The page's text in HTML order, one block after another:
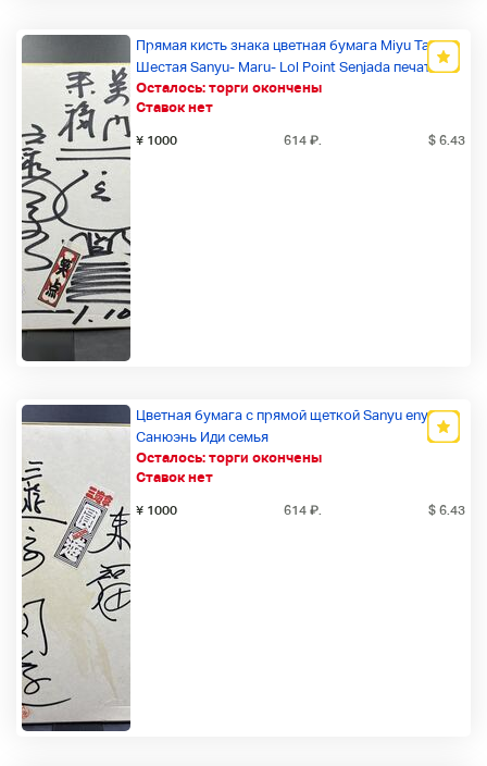
Осталось: торги окончены
Ставок нет
Прямая кисть знака цветная бумага Miyu Taro
Шестая Sanyu- Maru- Lol Point Senjada печать
Новый товар
¥ 1000 614 ₽. $ 6.43
Осталось: торги окончены
Ставок нет
Цветная бумага с прямой щеткой Sanyu enyu
Санюэнь Иди семья
Новый товар
¥ 1000 614 ₽. $ 6.43